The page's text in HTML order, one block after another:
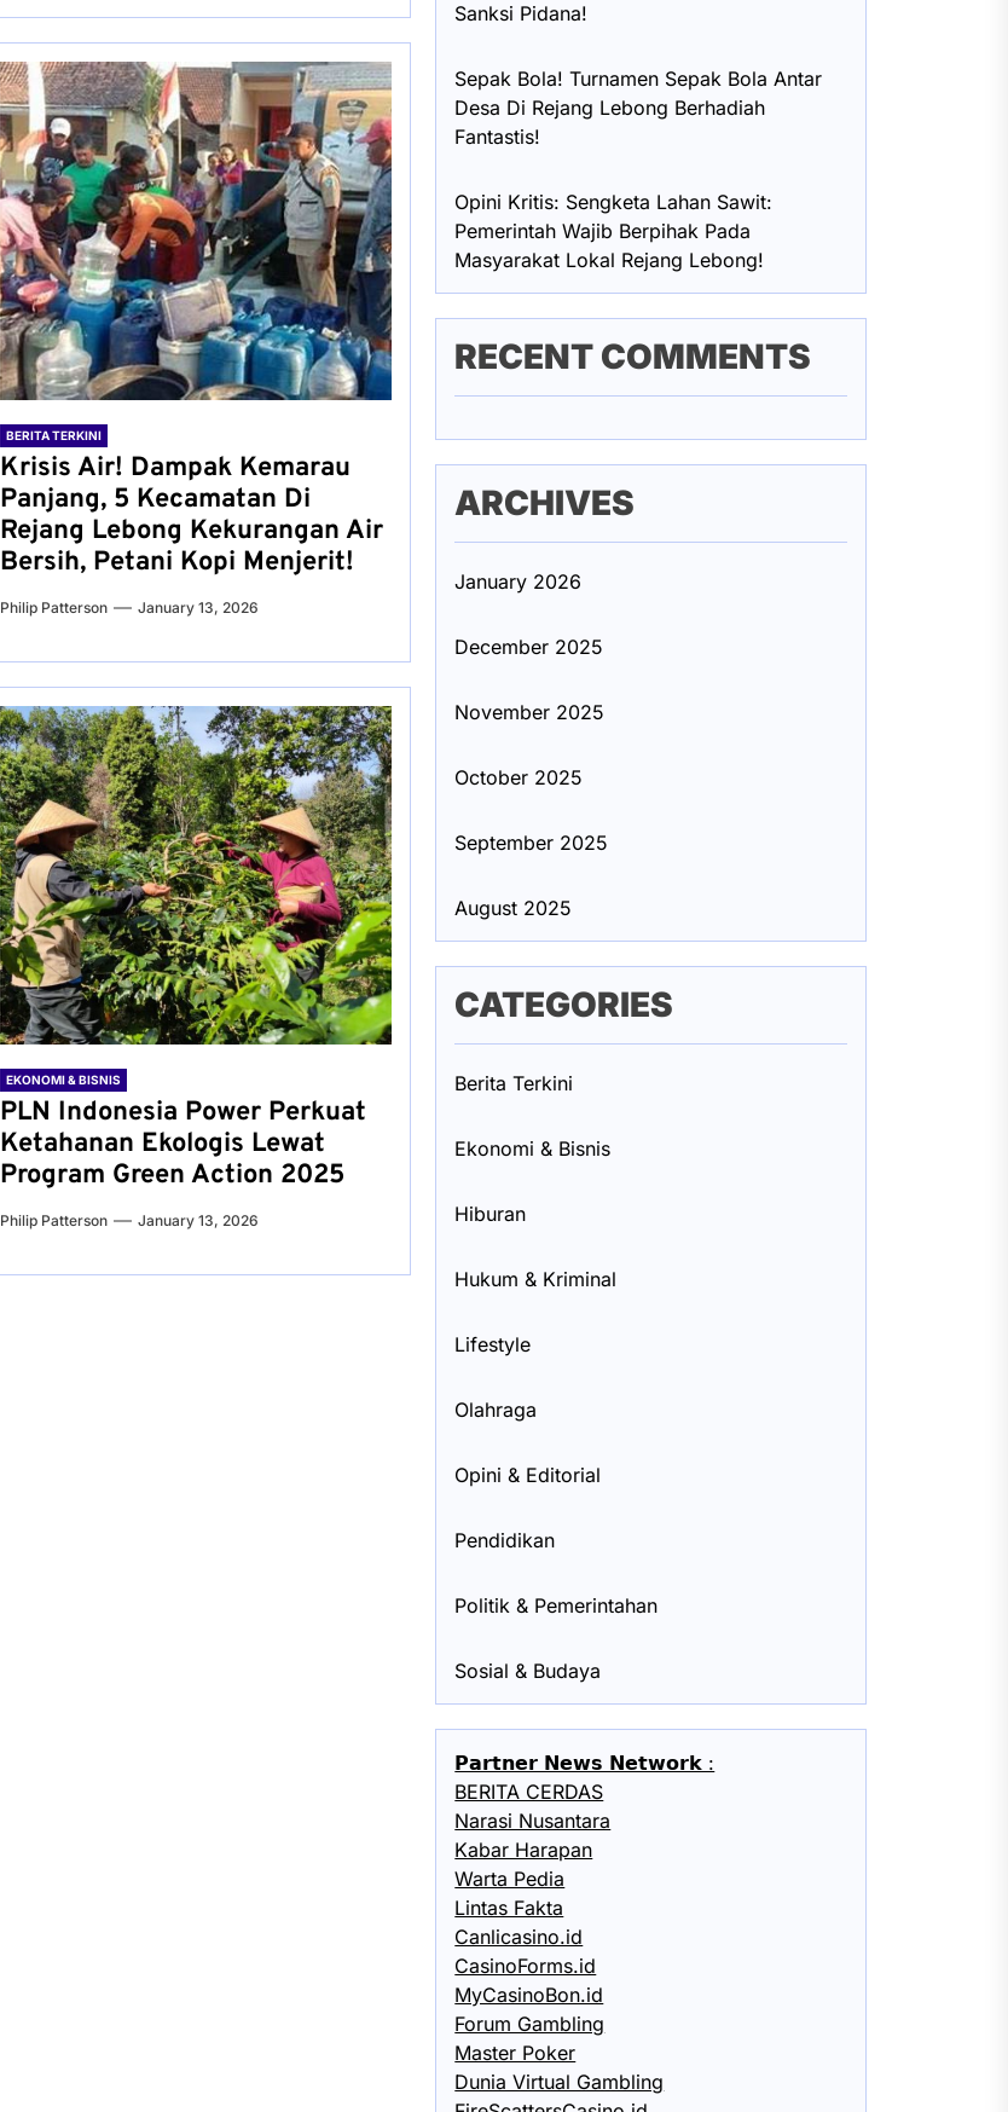
BERITA TERKINI
Krisis Air! Dampak Kemarau
Panjang, 5 Kecamatan Di
Rejang Lebong Kekurangan Air
Bersih, Petani Kopi Menjerit!
Philip Patterson January 13, 2026
EKONOMI & BISNIS
PLN Indonesia Power Perkuat
Ketahanan Ekologis Lewat
Program Green Action 2025
Philip Patterson January 13, 2026
Sanksi Pidana!
Sepak Bola! Turnamen Sepak Bola Antar
Desa Di Rejang Lebong Berhadiah
Fantastis!
Opini Kritis: Sengketa Lahan Sawit:
Pemerintah Wajib Berpihak Pada
Masyarakat Lokal Rejang Lebong!
RECENT COMMENTS
ARCHIVES
January 2026
December 2025
November 2025
October 2025
September 2025
August 2025
CATEGORIES
Berita Terkini
Ekonomi & Bisnis
Hiburan
Hukum & Kriminal
Lifestyle
Olahraga
Opini & Editorial
Pendidikan
Politik & Pemerintahan
Sosial & Budaya
𝗣𝗮𝗿𝘁𝗻𝗲𝗿 𝗡𝗲𝘄𝘀 𝗡𝗲𝘁𝘄𝗼𝗿𝗸 :
BERITA CERDAS
Narasi Nusantara
Kabar Harapan
Warta Pedia
Lintas Fakta
Canlicasino.id
CasinoForms.id
MyCasinoBon.id
Forum Gambling
Master Poker
Dunia Virtual Gambling